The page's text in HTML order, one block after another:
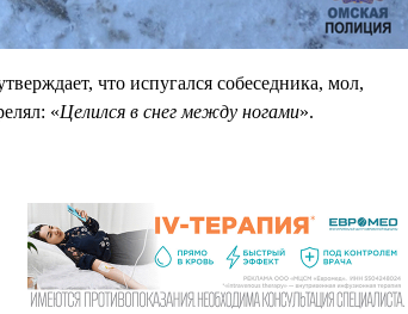
что испугался собеседника, мол,
«Целился в снег между ногами».